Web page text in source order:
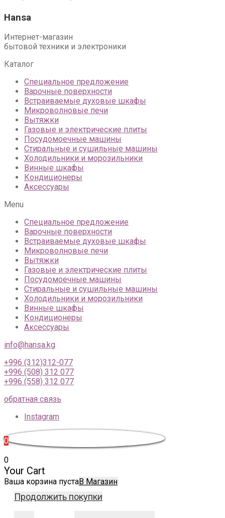
Hansa
Интернет-магазин
бытовой техники и электроники
Каталог
Специальное предложение
Варочные поверхности
Встраиваемые духовые шкафы
Микроволновые печи
Вытяжки
Газовые и электрические плиты
Посудомоечные машины
Стиральные и сушильные машины
Холодильники и морозильники
Винные шкафы
Кондиционеры
Аксессуары
Menu
Специальное предложение
Варочные поверхности
Встраиваемые духовые шкафы
Микроволновые печи
Вытяжки
Газовые и электрические плиты
Посудомоечные машины
Стиральные и сушильные машины
Холодильники и морозильники
Винные шкафы
Кондиционеры
Аксессуары
info@hansa.kg
+996 (312)312-077
+996 (508) 312 077
+996 (558) 312 077
обратная связь
Instagram
0
0
Your Cart
Ваша корзина пустаВ Магазин
Продолжить покупки